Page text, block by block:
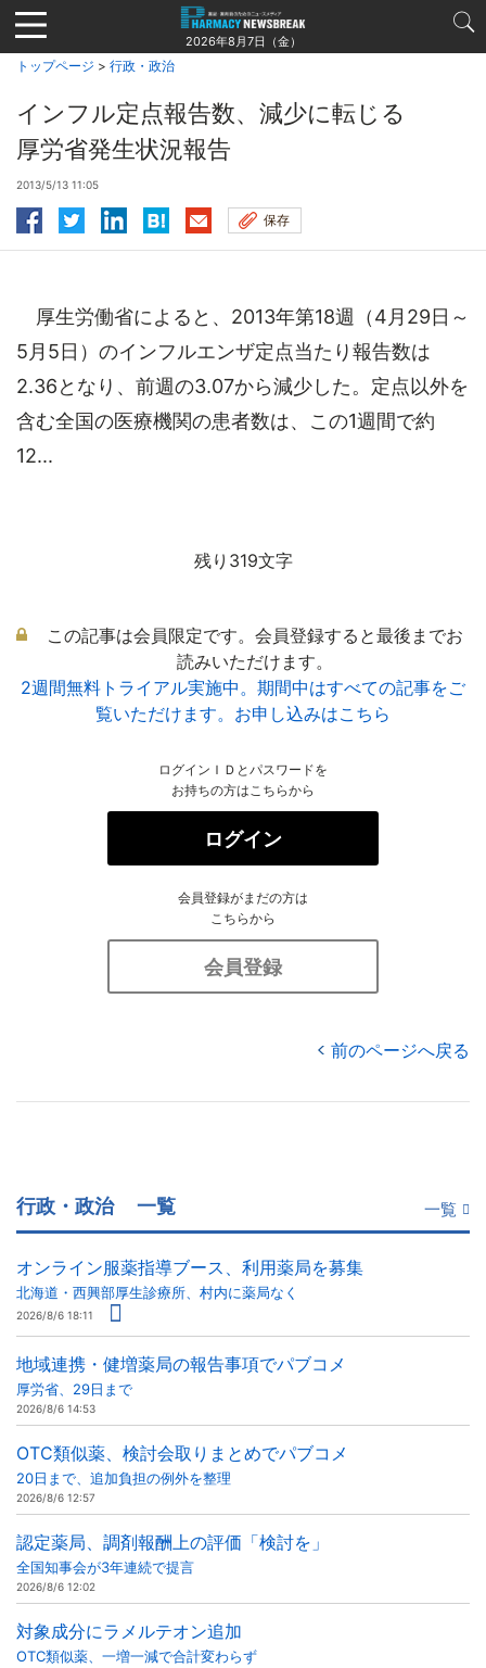
Jump
to
navigation
2026年8月7日（金）
トップページ > 行政・政治
インフル定点報告数、減少に転じる
厚労省発生状況報告
2013/5/13 11:05
保存
厚生労働省によると、2013年第18週（4月29日～
5月5日）のインフルエンザ定点当たり報告数は
2.36となり、前週の3.07から減少した。定点以外を
含む全国の医療機関の患者数は、この1週間で約
12...
残り319文字
この記事は会員限定です。会員登録すると最後までお
読みいただけます。
2週間無料トライアル実施中。期間中はすべての記事をご
覧いただけます。お申し込みはこちら
ログインＩＤとパスワードを
お持ちの方はこちらから
ログイン
会員登録がまだの方は
こちらから
会員登録
前のページへ戻る
行政・政治 一覧 一覧
オンライン服薬指導ブース、利用薬局を募集
北海道・西興部厚生診療所、村内に薬局なく
2026/8/6 18:11
地域連携・健増薬局の報告事項でパブコメ
厚労省、29日まで
2026/8/6 14:53
OTC類似薬、検討会取りまとめでパブコメ
20日まで、追加負担の例外を整理
2026/8/6 12:57
認定薬局、調剤報酬上の評価「検討を」
全国知事会が3年連続で提言
2026/8/6 12:02
対象成分にラメルテオン追加
OTC類似薬、一増一減で合計変わらず